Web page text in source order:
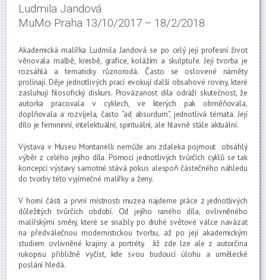
Ludmila Jandová
MuMo Praha 13/10/2017 – 18/2/2018
Akademická malířka Ludmila Jandová se po celý její profesní život
věnovala malbě, kresbě, grafice, kolážím a skulptuře. Její tvorba je
rozsáhlá a tematicky různorodá. Často se oslovené náměty
prolínají. Děje jednotlivých prací evokují další obsahové roviny, které
zasluhují filosofický diskurs. Provázanost díla odráží skutečnost, že
autorka pracovala v cyklech, ve kterých pak obměňovala,
doplňovala a rozvíjela, často “ad absurdum”, jednotlivá témata. Její
dílo je femininní, intelektuální, spirituální, ale hlavně stále aktuální.
Výstava v Museu Montanelli nemůže ani zdaleka pojmout obsáhlý
výběr z celého jejího díla. Pomocí jednotlivých tvůrčích cyklů se tak
koncepcí výstavy samotné stává pokus alespoň částečného náhledu
do tvorby této vyjímečné malířky a ženy.
V horní části a první místnosti muzea najdeme práce z jednotlivých
důležitých tvůrčích období. Od jejího raného díla, ovlivněného
malířskými směry, které se snažily po druhé světové válce navázat
na předválečnou modernistickou tvorbu, až po její akademickým
studiem ovlivněné krajiny a portréty. Již zde lze ale z autorčina
rukopisu přibližně vyčíst, kde svou budoucí úlohu a umělecké
poslání hledá.